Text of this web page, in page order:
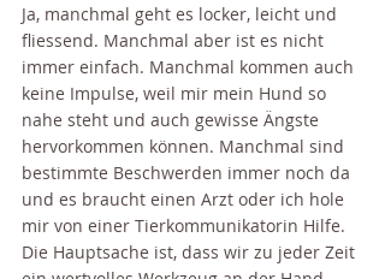
Ja, manchmal geht es locker, leicht und
fliessend. Manchmal aber ist es nicht
immer einfach. Manchmal kommen auch
keine Impulse, weil mir mein Hund so
nahe steht und auch gewisse Ängste
hervorkommen können. Manchmal sind
bestimmte Beschwerden immer noch da
und es braucht einen Arzt oder ich hole
mir von einer Tierkommunikatorin Hilfe.
Die Hauptsache ist, dass wir zu jeder Zeit